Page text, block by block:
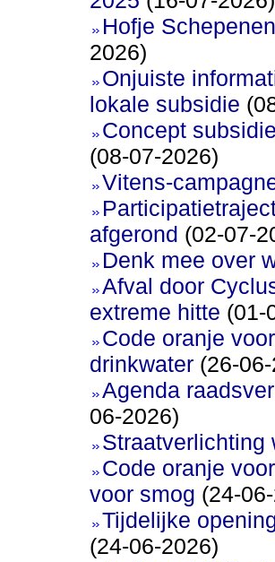
Hofje
2026)
Onjuiste
lokale subsidie
Concept
(08-07-2026)
Vitens-
afgerond (02-07-
Denk mee over
Afval door
extreme hitte (01-
Code oranje
drinkwater(26-06-
Agenda
06-2026)
Straatverlichting
Code oranje
voor smog (24-
Tijdelijke
(24-06-2026)